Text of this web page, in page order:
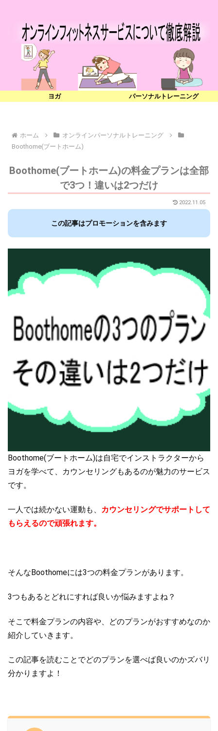
ヨガ パーソナルトレーニング
ホーム
オンラインパーソナルトレーニング
Boothome(ブートホーム)
Boothome(ブートホーム)の料金プランは全部
で3つ！違いは2つだけ
2022.11.05
この記事はプロモーションを含みます
Boothome(ブートホーム)は自宅でインストラクターから
ヨガを学べて、カウンセリングもあるのが魅力のサービス
です。
一人では続かない運動も、 カウンセリングでサポートして
もらえるので頑張れます。
そんなBoothomeには3つの料金プランがあります。
3つもあるとどれにすれば良いか悩みますよね？
そこで料金プランの内容や、どのプランがおすすめなのか
紹介していきます。
この記事を読むことでどのプランを選べば良いのかズバリ
分かりますよ！